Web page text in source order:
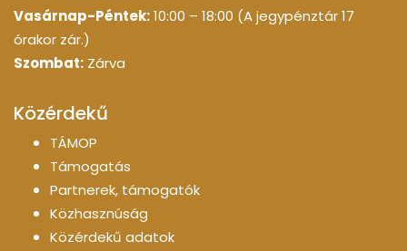
Vasárnap-Péntek:10:00 – 18:00 (A jegypénztár 17
órakor zár.)
Szombat: Zárva
Közérdekű
TÁMOP
Támogatás
Partnerek, támogatók
Közhasznúság
Közérdekű adatok